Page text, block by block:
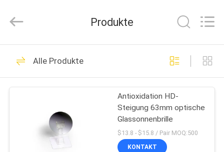
HAUS
PRODUKTE
Ltd..
Kameraobjektiv-
24
Produkte
Alle Produkte
Antioxidation HD-
Steigung 63mm optische
Glassonnenbrille
$13.8 - $15.8 / Pair MOQ:500
KONTAKT